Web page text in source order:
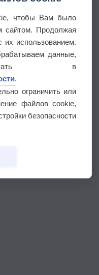
чтобы Вам было
сайтом. Продолжая
их использованием.
данные,
в
.
ограничить или
файлов cookie,
безопасности